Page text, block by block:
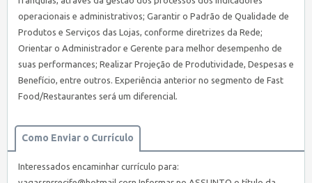
operacionais e administrativos; Garantir o Padrão de Qualidade de
Produtos e Serviços das Lojas, conforme diretrizes da Rede;
Orientar o Administrador e Gerente para melhor desempenho de
suas performances; Realizar Projeção de Produtividade, Despesas e
Benefício, entre outros. Experiência anterior no segmento de Fast
Food/Restaurantes será um diferencial.
Como Enviar o Currículo
Interessados encaminhar currículo para: